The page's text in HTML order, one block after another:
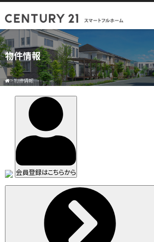
物件情報
>物件情報
会員登録はこちらから